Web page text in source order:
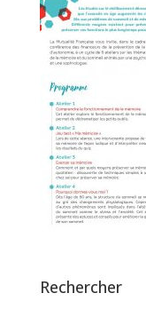
Rechercher